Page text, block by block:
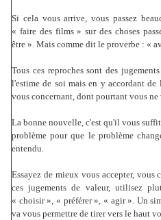
Si cela vous arrive, vous passez
« faire des films » sur des choses
être ». Mais comme dit le proverbe : «
Tous ces reproches sont des
l'estime de soi mais en y accordant
vous concernant, dont pourtant vous ne
La bonne nouvelle, c'est qu'il vous
problème pour que le problème
entendu.
Essayez de mieux vous accepter, vous
ces jugements de valeur, utilisez
« choisir », « préférer », « agir ». Un
va vous permettre de tirer vers le haut